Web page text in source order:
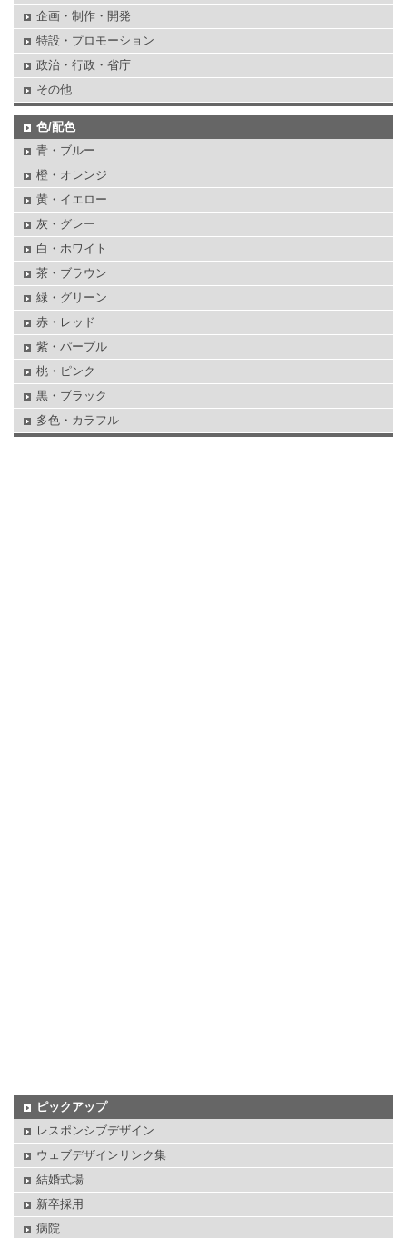
企画・制作・開発
特設・プロモーション
政治・行政・省庁
その他
色/配色
青・ブルー
橙・オレンジ
黄・イエロー
灰・グレー
白・ホワイト
茶・ブラウン
緑・グリーン
赤・レッド
紫・パープル
桃・ピンク
黒・ブラック
多色・カラフル
ピックアップ
レスポンシブデザイン
ウェブデザインリンク集
結婚式場
新卒採用
病院